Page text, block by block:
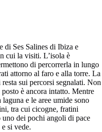
di Ses Salines di Ibiza e
cui la visiti. L’isola è
di percorrerla in lungo
attorno al faro e alla torre. La
sui percorsi segnalati. Non
è ancora intatto. Mentre
e le aree umide sono
tra cui cicogne, fratini
dei pochi angoli di pace
si vede.